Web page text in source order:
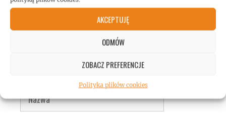
AKCEPTUJĘ
ODMÓW
ZOBACZ PREFERENCJE
Polityka plików cookies